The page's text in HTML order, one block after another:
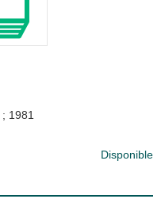
; 1981
Disponible